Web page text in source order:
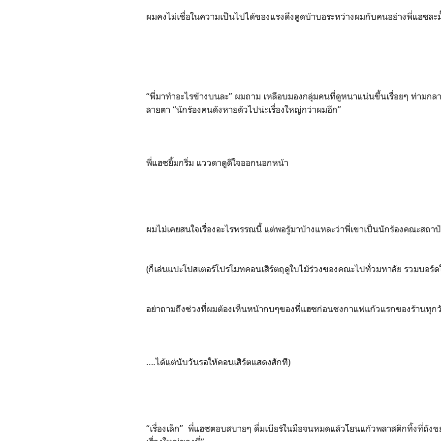
ผมคงไม่เชื่อในความเป็นไปได้ของแรงดึงดูดบ้าบอระหว่างผมกับคนอย่างพี่แฮซละ
“พี่มาทำอะไรข้างบนละ” ผมถาม เหลือบมองกลุ่มคนที่ดูหนาแน่นขึ้นเรื่อยๆ ท่ามกล
ลายตา “นักร้องคนดังหายตัวไปน่ะเรื่องใหญ่กว่าผมอีก”
พี่แฮซยิ้มกริ่ม แววตาดูดีใจออกนอกหน้า
ผมไม่เคยสนใจเรื่องอะไรพรรณนี้ แต่พอรู้มาบ้างแหละว่าพี่เขาเป็นนักร้องคณะสถา
(ก็เล่นแปะโปสเตอร์โปรโมทคอนเสิร์ตฤดูใบไม้ร่วงของคณะไปทั่วมหาลัย รวมบอร์
อย่าถามถึงช่วงที่ผมต้องเห็นหน้ากบๆของพี่แฮซก่อนชงกาแฟแก้วแรกของร้านทุก
….ได้แต่นับวันรอให้คอนเสิร์ตแสดงสักที)
“เรื่องเล็ก” พี่แฮซตอบสบายๆ ดื่มเบียร์ในมือจนหมดแล้วโยนแก้วพลาสติกทิ้งที่ถัง